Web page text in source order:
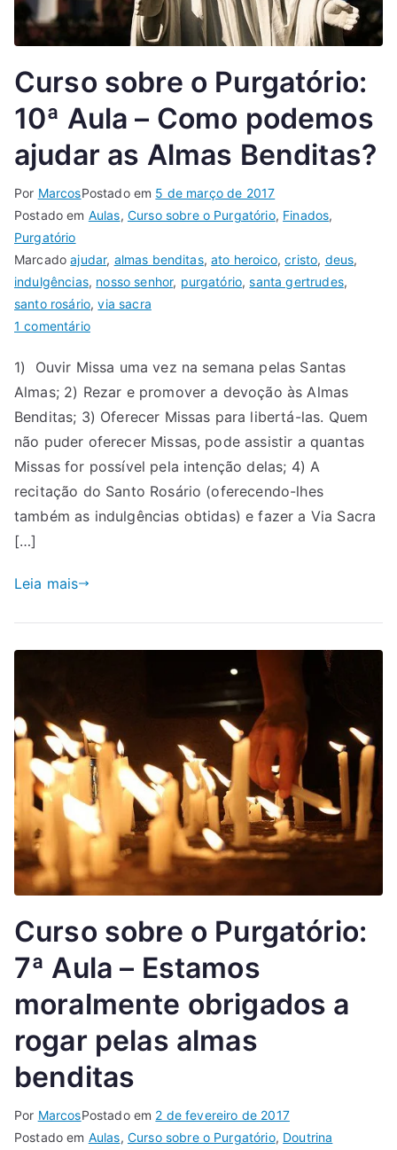
Curso sobre o Purgatório:
10ª Aula – Como podemos
ajudar as Almas Benditas?
Por MarcosPostado em 5 de março de 2017
Postado em Aulas, Curso sobre o Purgatório, Finados,
Purgatório
Marcadoajudar, almas benditas,ato heroico,cristo, deus,
indulgências, nosso senhor, purgatório,santa gertrudes,
santo rosário,via sacra
1 comentário
1) Ouvir Missa uma vez na semana pelas Santas
Almas; 2) Rezar e promover a devoção às Almas
Benditas; 3) Oferecer Missas para libertá-las. Quem
não puder oferecer Missas, pode assistir a quantas
Missas for possível pela intenção delas; 4) A
recitação do Santo Rosário (oferecendo-lhes
também as indulgências obtidas) e fazer a Via Sacra
[…]
Leia mais
Curso sobre o Purgatório:
7ª Aula – Estamos
moralmente obrigados a
rogar pelas almas
benditas
Por MarcosPostado em 2 de fevereiro de 2017
Postado em Aulas, Curso sobre o Purgatório, Doutrina